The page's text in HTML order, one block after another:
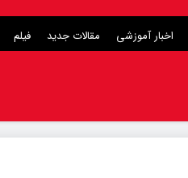
اخبار آموزشی مقالات جدید فیلم